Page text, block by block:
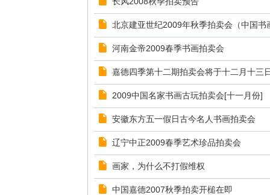
北京建亚世纪2009年秋季拍卖会（中国书
河南金帝2009春季书画拍卖会
嘉德四季第十二期拍卖会将于十二月十三
2009中国名家书画古玩拍卖会[十一月份]
安徽东方五一假日古今名人书画拍卖会
辽宁中正2009春季艺术珍品拍卖会
画家，为什么不打假维权
中国嘉德2007秋季拍卖开槌在即